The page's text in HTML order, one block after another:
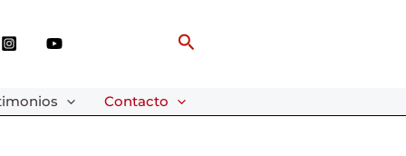
Buscar
Contacto